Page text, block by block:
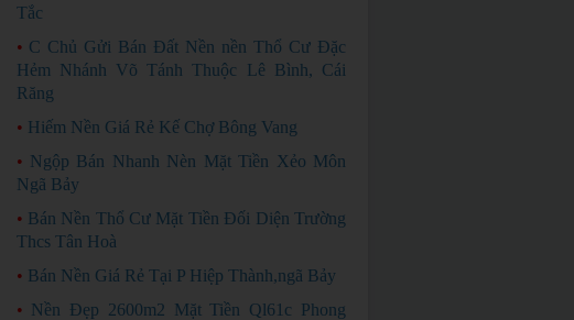
Tắc
• C Chủ Gửi Bán Đất Nền nền Thổ Cư Đặc
Hẻm Nhánh Võ Tánh Thuộc Lê Bình, Cái
Răng
• Hiếm Nền Giá Rẻ Kế Chợ Bông Vang
• Ngộp Bán Nhanh Nèn Mặt Tiền Xẻo Môn
Ngã Bảy
• Bán Nền Thổ Cư Mặt Tiền Đối Diện Trường
Thcs Tân Hoà
• Bán Nền Giá Rẻ Tại P Hiệp Thành,ngã Bảy
• Nền Đẹp 2600m2 Mặt Tiền Ql61c Phong